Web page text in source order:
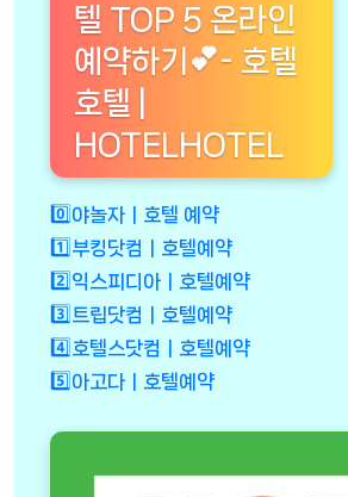
텔 TOP 5 온라인
예약하기💕- 호텔
호텔 |
HOTELHOTEL
0️⃣야놀자ㅣ호텔 예약
1️⃣부킹닷컴ㅣ호텔예약
2️⃣익스피디아ㅣ호텔예약
3️⃣트립닷컴ㅣ호텔예약
4️⃣호텔스닷컴ㅣ호텔예약
5️⃣아고다ㅣ호텔예약